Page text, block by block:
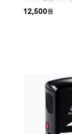
12,500원